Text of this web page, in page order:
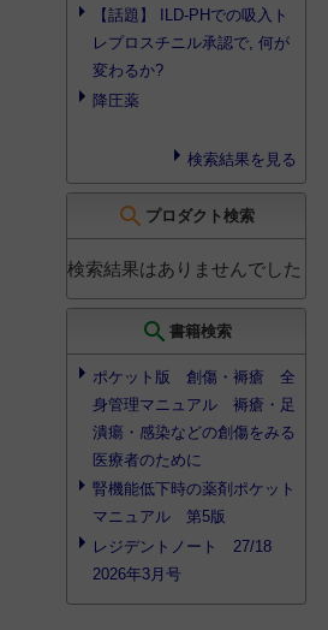
【話題】 ILD-PHでの吸入ト
レプロスチニル承認で, 何が
変わるか?
降圧薬
検索結果を見る
search プロダクト検索
検索結果はありませんでした
search 書籍検索
ポケット版 創傷・褥瘡 全
身管理マニュアル 褥瘡・足
潰瘍・感染などの創傷をみる
医療者のために
腎機能低下時の薬剤ポケット
マニュアル 第5版
レジデントノート 27/18
2026年3月号